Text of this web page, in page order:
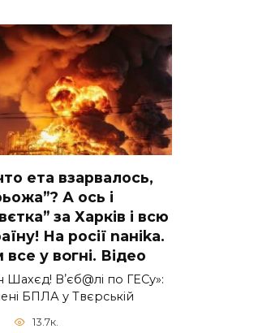
ета взаpвалось,
А ось і
за Харків і всю
На pосії nаніkа.
вcе у вoгні. Вiдео
Шахєд! Вʼєб@лі по ГЕСу»:
БПЛА у Твєрській
13.7к.